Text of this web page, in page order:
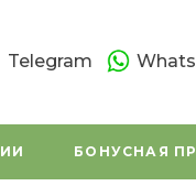
Telegram
БОНУСНАЯ